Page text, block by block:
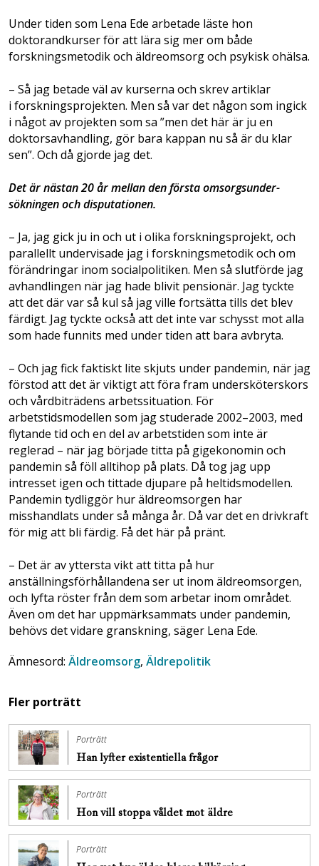
Under tiden som Lena Ede arbetade läste hon
doktorandkurser för att lära sig mer om både
forskningsmetodik och äldreomsorg och psykisk ohälsa.
– Så jag betade väl av kurserna och skrev artiklar
i forskningsprojekten. Men så var det någon som ingick
i något av projekten som sa ”men det här är ju en
doktorsavhandling, gör bara kappan nu så är du klar
sen”. Och då gjorde jag det.
Det är nästan 20 år mellan den första omsorgsunder­
sökningen och disputa­tionen.
– Ja, jag gick ju in och ut i olika forskningsprojekt, och
parallellt undervisade jag i forskningsmetodik och om
förändringar inom socialpolitiken. Men så slutförde jag
avhandlingen när jag hade blivit pensionär. Jag tyckte
att det där var så kul så jag ville fortsätta tills det blev
färdigt. Jag tyckte också att det inte var schysst mot alla
som hade funnits med under tiden att bara avbryta.
– Och jag fick faktiskt lite skjuts under pandemin, när jag
förstod att det är viktigt att föra fram undersköterskors
och vårdbiträdens arbetssituation. För
arbetstidsmodellen som jag studerade 2002–2003, med
flytande tid och en del av arbetstiden som inte är
reglerad – när jag började titta på gigekonomin och
pandemin så föll alltihop på plats. Då tog jag upp
intresset igen och tittade djupare på heltidsmodellen.
Pandemin tydliggör hur äldreomsorgen har
misshandlats under så många år. Då var det en drivkraft
för mig att bli färdig. Få det här på pränt.
– Det är av yttersta vikt att titta på hur
anställningsförhållandena ser ut inom äldreomsorgen,
och lyfta röster från dem som arbetar inom området.
Även om det har uppmärksammats under pandemin,
behövs det vidare granskning, säger Lena Ede.
Ämnesord: Äldreomsorg, Äldrepolitik
Fler porträtt
Porträtt
Han lyfter existentiella frågor
Porträtt
Hon vill stoppa ­våldet mot äldre
Porträtt